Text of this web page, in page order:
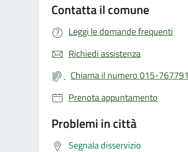
Contatta il comune
Leggi le domande frequenti
Richiedi assistenza
Chiama il numero 015-767791
Prenota appuntamento
Problemi in città
Segnala disservizio